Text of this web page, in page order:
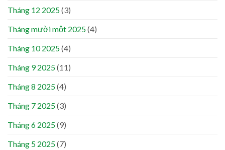
Tháng 12 2025(3)
Tháng mười một 2025(4)
Tháng 10 2025(4)
Tháng 9 2025(11)
Tháng 8 2025(4)
Tháng 7 2025(3)
Tháng 6 2025(9)
Tháng 5 2025(7)